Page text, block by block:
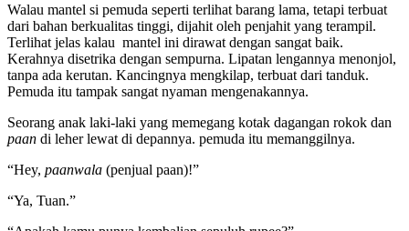
Walau mantel si pemuda seperti terlihat barang lama, tetapi terbuat
dari bahan berkualitas tinggi, dijahit oleh penjahit yang terampil.
Terlihat jelas kalau mantel ini dirawat dengan sangat baik.
Kerahnya disetrika dengan sempurna. Lipatan lengannya menonjol,
tanpa ada kerutan. Kancingnya mengkilap, terbuat dari tanduk.
Pemuda itu tampak sangat nyaman mengenakannya.
Seorang anak laki-laki yang memegang kotak dagangan rokok dan
paan di leher lewat di depannya. pemuda itu memanggilnya.
“Hey, paanwala (penjual paan)!”
“Ya, Tuan.”